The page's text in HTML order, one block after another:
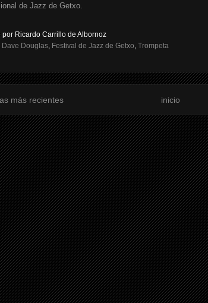
de Jazz de Getxo.
por Ricardo Carrillo de Albornoz
Dave Douglas, Festival de Jazz de Getxo, Trompeta
más recientes inicio